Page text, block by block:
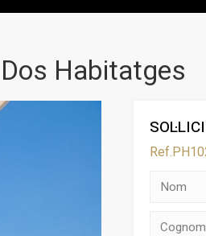
Habitatges